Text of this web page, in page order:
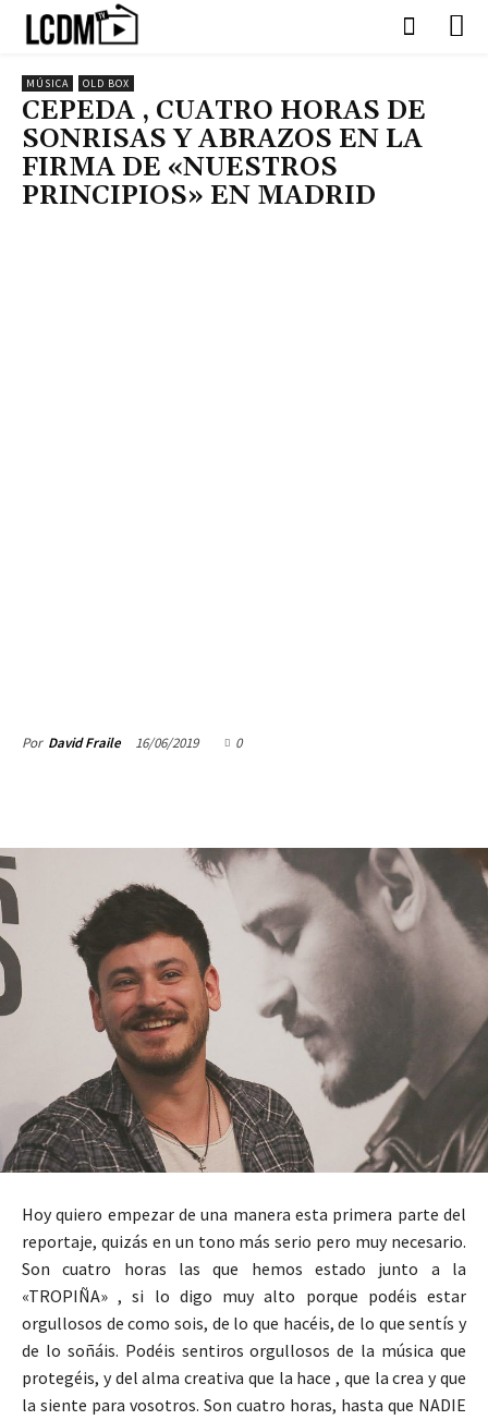
MÚSICA OLD BOX
CEPEDA , CUATRO HORAS DE
SONRISAS Y ABRAZOS EN LA
FIRMA DE «NUESTROS
PRINCIPIOS» EN MADRID
Por David Fraile 16/06/2019 0
Hoy quiero empezar de una manera esta primera parte del
reportaje, quizás en un tono más serio pero muy necesario.
Son cuatro horas las que hemos estado junto a la
«TROPIÑA» , si lo digo muy alto porque podéis estar
orgullosos de como sois, de lo que hacéis, de lo que sentís y
de lo soñáis. Podéis sentiros orgullosos de la música que
protegéis, y del alma creativa que la hace , que la crea y que
la siente para vosotros. Son cuatro horas, hasta que NADIE